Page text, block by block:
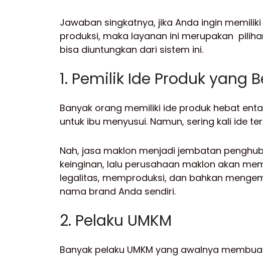
Jawaban singkatnya, jika Anda ingin
produksi, maka layanan ini merupakan
bisa diuntungkan dari sistem ini.
1. Pemilik Ide Produk yang
Banyak orang memiliki ide produk hebat
untuk ibu menyusui. Namun, sering kali ide
Nah, jasa maklon menjadi jembatan
keinginan, lalu perusahaan maklon akan
legalitas, memproduksi, dan bahkan
nama brand Anda sendiri.
2. Pelaku UMKM
Banyak pelaku UMKM yang awalnya